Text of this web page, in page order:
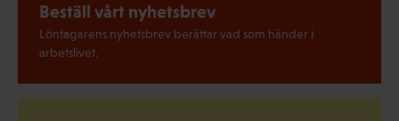
Beställ vårt nyhetsbrev
Löntagarens nyhetsbrev berättar vad som händer i
arbetslivet.